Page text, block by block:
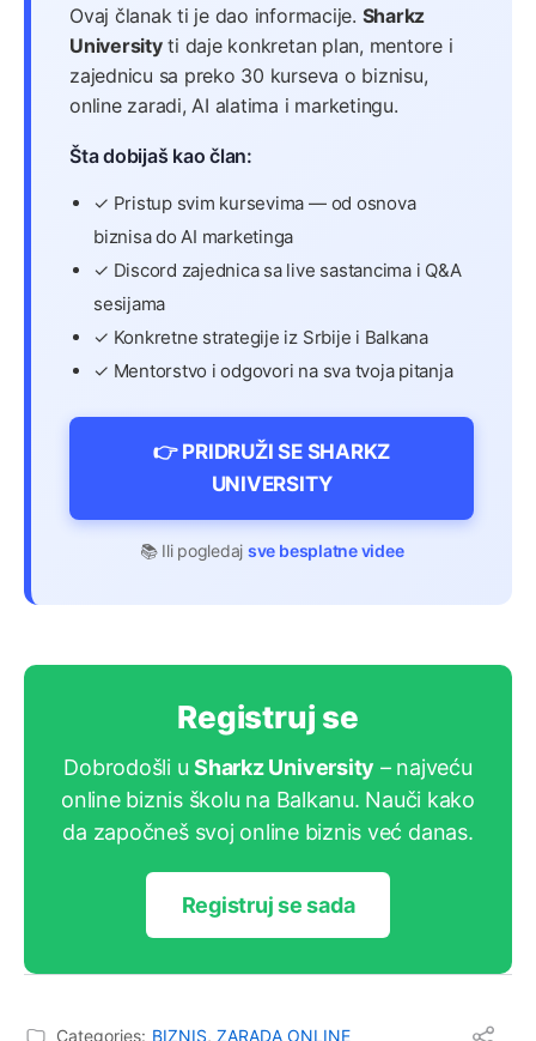
Ovaj članak ti je dao informacije. Sharkz
Universityti daje konkretan plan, mentore i
zajednicu sa preko 30 kurseva o biznisu,
online zaradi, AI alatima i marketingu.
Šta dobijaš kao član:
✓ Pristup svim kursevima — od osnova
biznisa do AI marketinga
✓ Discord zajednica sa live sastancima i Q&A
sesijama
✓ Konkretne strategije iz Srbije i Balkana
✓ Mentorstvo i odgovori na sva tvoja pitanja
👉 PRIDRUŽI SE SHARKZ
UNIVERSITY
📚 Ili pogledaj sve besplatne videe
Registruj se
Dobrodošli uSharkz University – najveću
online biznis školu na Balkanu. Nauči kako
da započneš svoj online biznis već danas.
Registruj se sada
Categories: BIZNIS, ZARADA ONLINE